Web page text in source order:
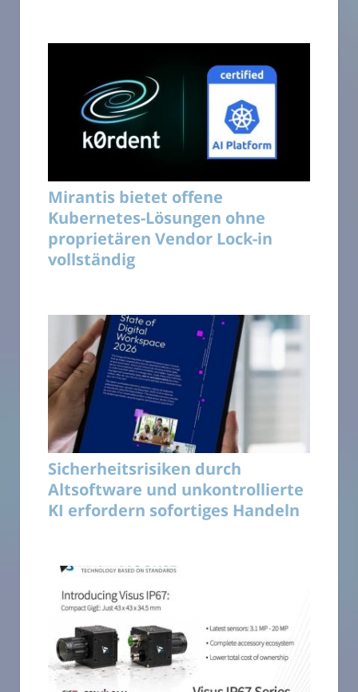
Mirantis bietet offene
Kubernetes-Lösungen ohne
proprietären Vendor Lock-in
vollständig
Sicherheitsrisiken durch
Altsoftware und unkontrollierte
KI erfordern sofortiges Handeln